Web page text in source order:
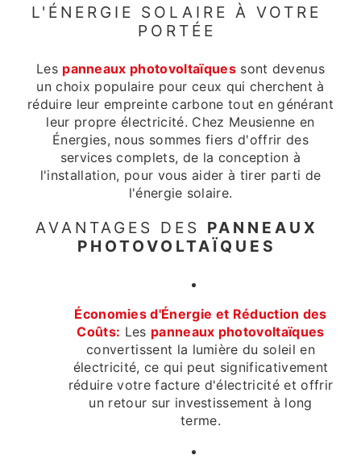
L'ÉNERGIE SOLAIRE À VOTRE
PORTÉE
Les panneaux photovoltaïquessont devenus
un choix populaire pour ceux qui cherchent à
réduire leur empreinte carbone tout en générant
leur propre électricité. Chez Meusienne en
Énergies, nous sommes fiers d'offrir des
services complets, de la conception à
l'installation, pour vous aider à tirer parti de
l'énergie solaire.
AVANTAGES DES PANNEAUX
PHOTOVOLTAÏQUES
Économies d'Énergie et Réduction des
Coûts: Les panneaux photovoltaïques
convertissent la lumière du soleil en
électricité, ce qui peut significativement
réduire votre facture d'électricité et offrir
un retour sur investissement à long
terme.